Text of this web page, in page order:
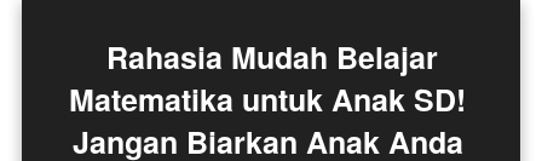
Matematika untuk Anak SD!
Jangan Biarkan Anak Anda